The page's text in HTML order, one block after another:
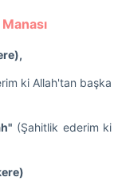
ki Allah'tan başka
(Şahitlik ederim ki